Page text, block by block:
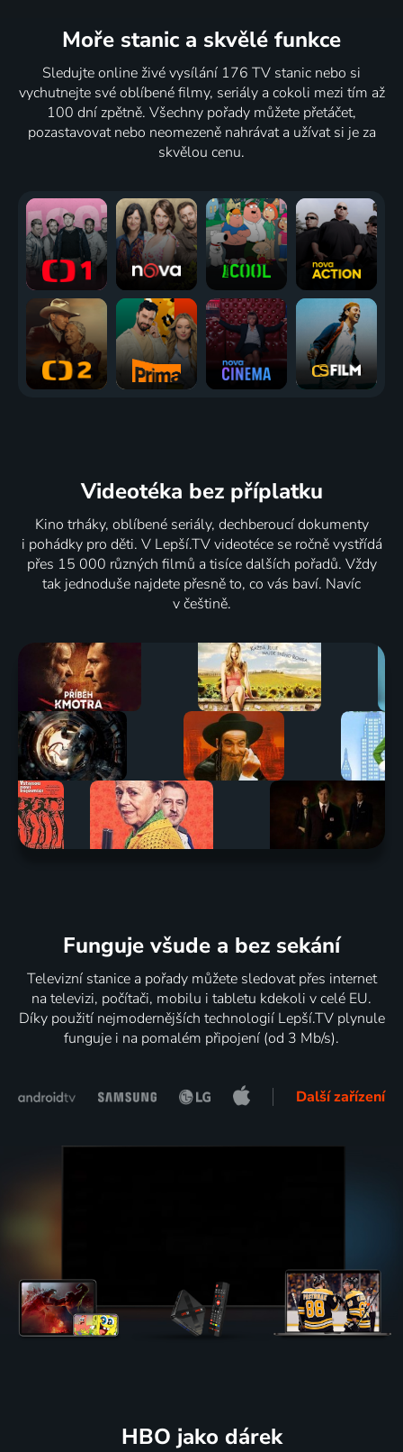
Moře stanic a skvělé funkce
Sledujte online živé vysílání 176 TV stanic nebo si
vychutnejte své oblíbené filmy, seriály a cokoli mezi tím až
100 dní zpětně. Všechny pořady můžete přetáčet,
pozastavovat nebo neomezeně nahrávat a užívat si je za
skvělou cenu.
Videotéka bez příplatku
Kino trháky, oblíbené seriály, dechberoucí dokumenty
i pohádky pro děti. V Lepší.TV videotéce se ročně vystřídá
přes 15 000 různých filmů a tisíce dalších pořadů. Vždy
tak jednoduše najdete přesně to, co vás baví. Navíc
v češtině.
Funguje všude a bez sekání
Televizní stanice a pořady můžete sledovat přes internet
na televizi, počítači, mobilu i tabletu kdekoli v celé EU.
Díky použití nejmodernějších technologií Lepší.TV plynule
funguje i na pomalém připojení (od 3 Mb/s).
Další zařízení
HBO jako dárek